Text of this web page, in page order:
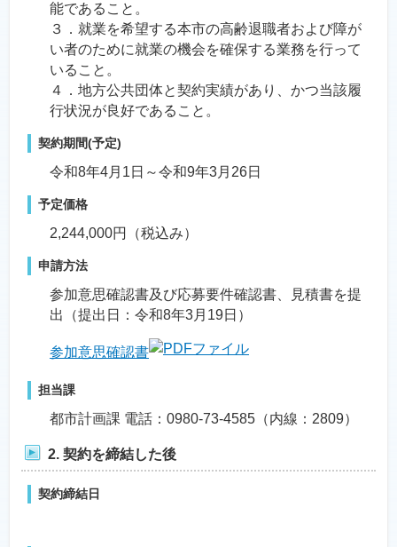
能であること。
３．就業を希望する本市の高齢退職者および障が
い者のために就業の機会を確保する業務を行って
いること。
４．地方公共団体と契約実績があり、かつ当該履
行状況が良好であること。
契約期間(予定)
令和8年4月1日～令和9年3月26日
予定価格
2,244,000円（税込み）
申請方法
参加意思確認書及び応募要件確認書、見積書を提
出（提出日：令和8年3月19日）
参加意思確認書
担当課
都市計画課 電話：0980-73-4585（内線：2809）
2. 契約を締結した後
契約締結日